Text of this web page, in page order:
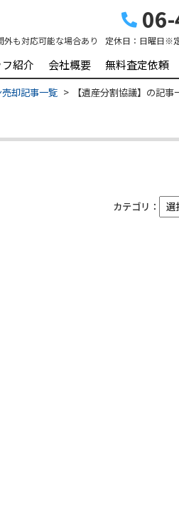
も対応可能な場合あり 定休日： 日曜日※
紹介 会社概要 無料査定依頼
却記事一覧 【遺産分割協議】の記事
カテゴリ：